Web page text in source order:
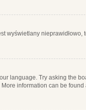
wyświetlany nieprawidłowo,
language. Try asking the
information can be